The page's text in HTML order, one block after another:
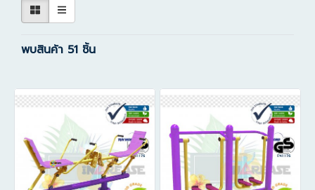
พบสินค้า 51 ชิ้น